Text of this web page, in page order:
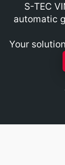
S-TEC
automatic
Your